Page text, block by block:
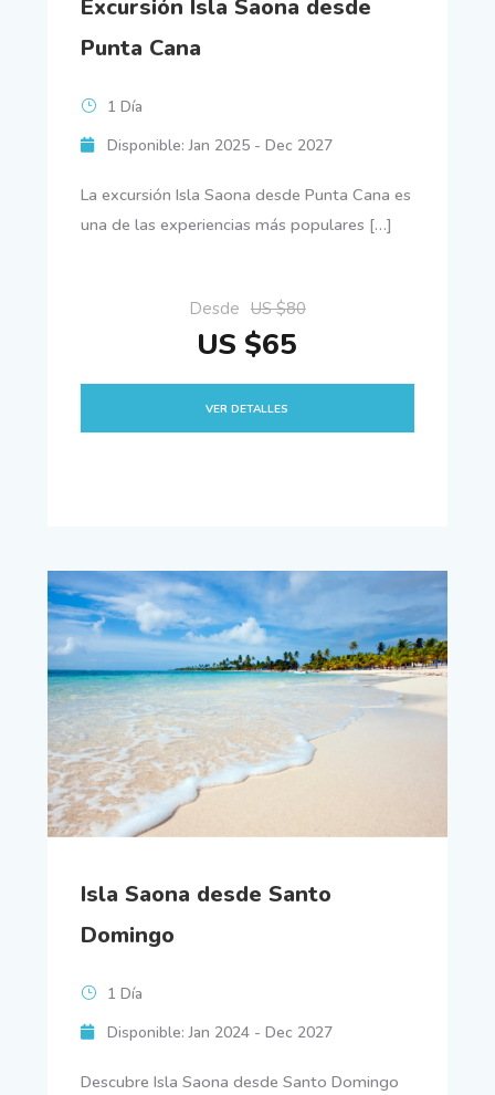
Excursión Isla Saona desde
Punta Cana
1 Día
Disponible: Jan 2025 - Dec 2027
La excursión Isla Saona desde Punta Cana es
una de las experiencias más populares […]
Desde US $80
US $65
VER DETALLES
Isla Saona desde Santo
Domingo
1 Día
Disponible: Jan 2024 - Dec 2027
Descubre Isla Saona desde Santo Domingo